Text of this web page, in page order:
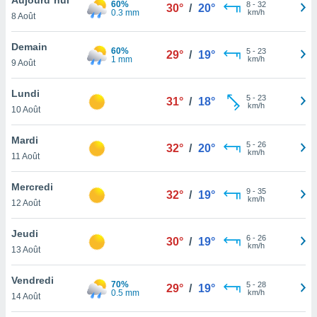
et
»,
au
vous
qu'ils
ou
le
ainsi
un
la
du
8 Août
60%
0.3 mm
30° / 20° 8- 32
km/h
Demain
9 Août
60%
1 mm
29° / 19° 5- 23
km/h
Lundi
10 Août
31° / 18° 5- 23
km/h
Mardi
11 Août
32° / 20° 5- 26
km/h
Mercredi
12 Août
32° / 19° 9- 35
km/h
Jeudi
13 Août
30° / 19° 6- 26
km/h
Vendredi
14 Août
70%
0.5 mm
29° / 19° 5- 28
km/h